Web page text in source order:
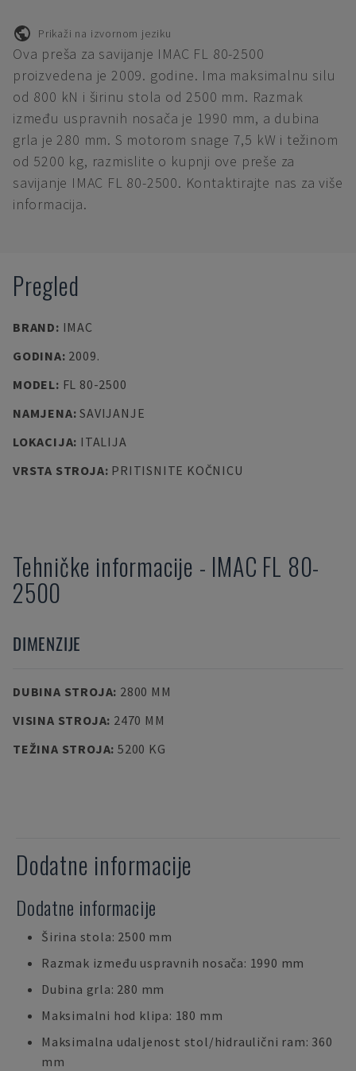
Prikaži na izvornom jeziku
Ova preša za savijanje IMAC FL 80-2500
proizvedena je 2009. godine. Ima maksimalnu silu
od 800 kN i širinu stola od 2500 mm. Razmak
između uspravnih nosača je 1990 mm, a dubina
grla je 280 mm. S motorom snage 7,5 kW i težinom
od 5200 kg, razmislite o kupnji ove preše za
savijanje IMAC FL 80-2500. Kontaktirajte nas za više
informacija.
Pregled
BRAND: IMAC
GODINA: 2009.
MODEL: FL 80-2500
NAMJENA:SAVIJANJE
LOKACIJA: ITALIJA
VRSTA STROJA: PRITISNITE KOČNICU
Tehničke informacije - IMAC FL 80-
2500
DIMENZIJE
DUBINA STROJA: 2800 MM
VISINA STROJA: 2470 MM
TEŽINA STROJA: 5200 KG
Dodatne informacije
Dodatne informacije
Širina stola: 2500 mm
Razmak između uspravnih nosača: 1990 mm
Dubina grla: 280 mm
Maksimalni hod klipa: 180 mm
Maksimalna udaljenost stol/hidraulični ram: 360
mm